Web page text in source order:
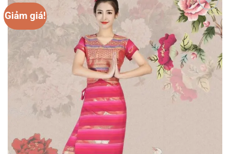
Giảm giá!
Add to
wishlist